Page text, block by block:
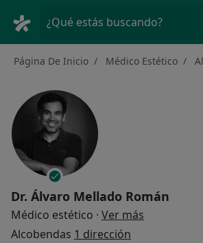
¿Qué estás buscando?
Página De Inicio Médico Estético
Dr. Álvaro Mellado Román
Médico estético · Ver más
Alcobendas 1 dirección